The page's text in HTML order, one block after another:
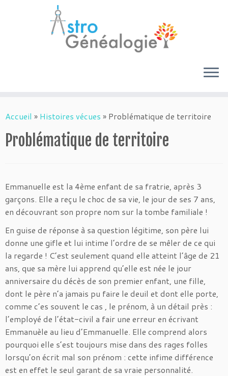
auAccueil » Histoires vécues » Problématique de territoire
Problématique de territoire
Emmanuelle est la 4ème enfant de sa fratrie, après 3
garçons. Elle a reçu le choc de sa vie, le jour de ses 7 ans,
en découvrant son propre nom sur la tombe familiale !
En guise de réponse à sa question légitime, son père lui
donne une gifle et lui intime l’ordre de se mêler de ce qui
la regarde ! C’est seulement quand elle atteint l’âge de 21
ans, que sa mère lui apprend qu’elle est née le jour
anniversaire du décès de son premier enfant, une fille,
dont le père n’a jamais pu faire le deuil et dont elle porte,
comme c’es souvent le cas , le prénom, à un détail près :
l’employé de l’état-civil a fair une erreur en écrivant
Emmanuèle au lieu d’Emmanuelle. Elle comprend alors
pourquoi elle s’est toujours mise dans des rages folles
lorsqu’on écrit mal son prénom : cette infime différence
est en effet le seul garant de sa vraie personnalité.